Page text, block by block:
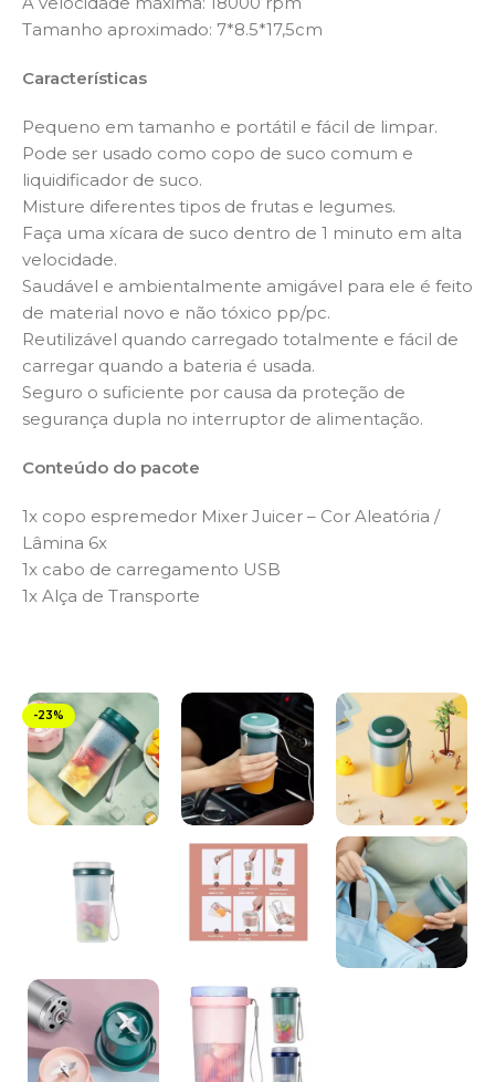
Tamanho aproximado: 7*8.5*17,5cm
Características
Pequeno em tamanho e portátil e fácil de limpar.
Pode ser usado como copo de suco comum e
liquidificador de suco.
Misture diferentes tipos de frutas e legumes.
Faça uma xícara de suco dentro de 1 minuto em alta
velocidade.
Saudável e ambientalmente amigável para ele é feito
de material novo e não tóxico pp/pc.
Reutilizável quando carregado totalmente e fácil de
carregar quando a bateria é usada.
Seguro o suficiente por causa da proteção de
segurança dupla no interruptor de alimentação.
Conteúdo do pacote
1x copo espremedor Mixer Juicer – Cor Aleatória /
Lâmina 6x
1x cabo de carregamento USB
1x Alça de Transporte
-23%